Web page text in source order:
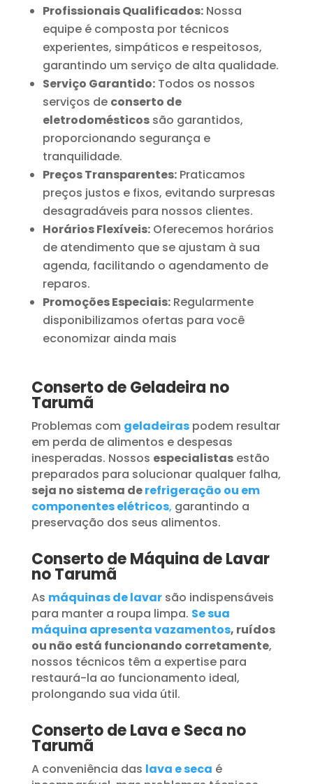
Profissionais Qualificados:Nossa
equipe é composta por técnicos
experientes, simpáticos e respeitosos,
garantindo um serviço de alta qualidade.
Serviço Garantido:Todos os nossos
serviços de conserto de
eletrodomésticossão garantidos,
proporcionando segurança e
tranquilidade.
Preços Transparentes:Praticamos
preços justos e fixos, evitando surpresas
desagradáveis para nossos clientes.
Horários Flexíveis:Oferecemos horários
de atendimento que se ajustam à sua
agenda, facilitando o agendamento de
reparos.
Promoções Especiais:Regularmente
disponibilizamos ofertas para você
economizar ainda mais
Conserto de Geladeira no
Tarumã
Problemas com geladeiraspodem resultar
em perda de alimentos e despesas
inesperadas. Nossos especialistasestão
preparados para solucionar qualquer falha,
seja no sistema derefrigeração ou em
componentes elétricos, garantindo a
preservação dos seus alimentos.
Conserto de Máquina de Lavar
no Tarumã
As máquinas de lavar são indispensáveis
para manter a roupa limpa. Se sua
máquina apresenta vazamentos, ruídos
ou não está funcionando corretamente,
nossos técnicos têm a expertise para
restaurá-la ao funcionamento ideal,
prolongando sua vida útil.
Conserto de Lava e Seca no
Tarumã
A conveniência das lava e seca é